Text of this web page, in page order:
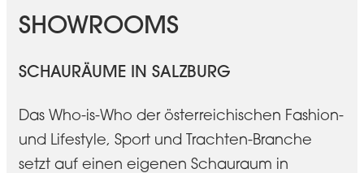
SHOWROOMS
SCHAURÄUME IN SALZBURG
Das Who-is-Who der österreichischen Fashion-
und Lifestyle, Sport und Trachten-Branche
setzt auf einen eigenen Schauraum in